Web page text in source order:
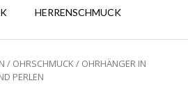
HERRENSCHMUCK
/ OHRSCHMUCK/ OHRHÄNGER IN
PERLEN